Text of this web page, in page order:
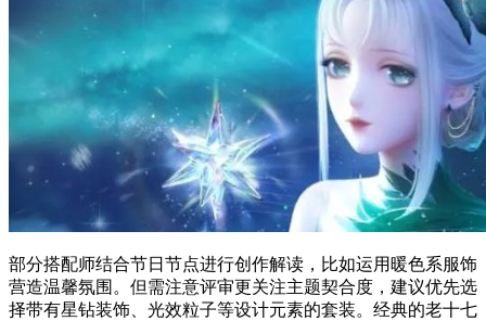
部分搭配师结合节日节点进行创作解读，比如运用暖色系服饰
营造温馨氛围。但需注意评审更关注主题契合度，建议优先选
择带有星钻装饰、光效粒子等设计元素的套装。经典的老十七